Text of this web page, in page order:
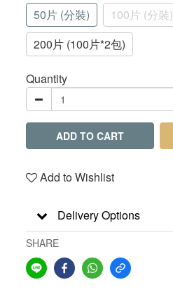
50片 (分裝)
100片 (分裝)
200片 (100片*2包)
Quantity
ADD TO CART
Add to Wishlist
Delivery Options
SHARE